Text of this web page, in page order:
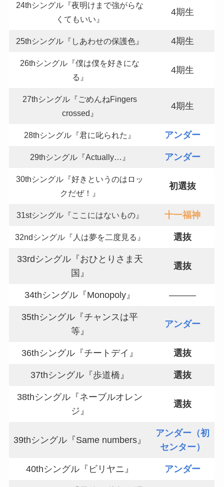
24thシングル『夜明けまで強がらな
くてもいい』
4期生
25thシングル『しあわせの保護色』 4期生
26thシングル『僕は僕を好きにな
る』
4期生
27thシングル『ごめんねFingers
crossed』
4期生
28thシングル『君に叱られた』 アンダー
29thシングル『Actually…』 アンダー
30thシングル『好きというのはロッ
クだぜ！』
初選抜
31stシングル『ここにはないもの』 十一福神
32ndシングル『人は夢を二度見る』 選抜
33rdシングル『おひとりさま天
国』
選抜
34thシングル『Monopoly』 ———
35thシングル『チャンスは平
等』
アンダー
36thシングル『チートデイ』 選抜
37thシングル『歩道橋』 選抜
38thシングル『ネーブルオレン
ジ』
選抜
39thシングル『Same numbers』
アンダー（初
センター）
40thシングル『ビリヤニ』 アンダー